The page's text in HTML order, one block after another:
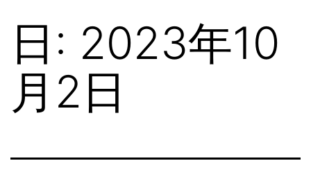
日: 2023年10
月2日